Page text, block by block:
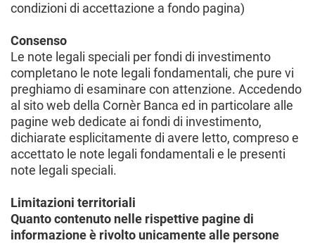
condizioni di accettazione a fondo pagina)
Consenso
Le note legali speciali per fondi di investimento
completano le note legali fondamentali, che pure vi
preghiamo di esaminare con attenzione. Accedendo
al sito web della Cornèr Banca ed in particolare alle
pagine web dedicate ai fondi di investimento,
dichiarate esplicitamente di avere letto, compreso e
accettato le note legali fondamentali e le presenti
note legali speciali.
Limitazioni territoriali
Quanto contenuto nelle rispettive pagine di
informazione è rivolto unicamente alle persone